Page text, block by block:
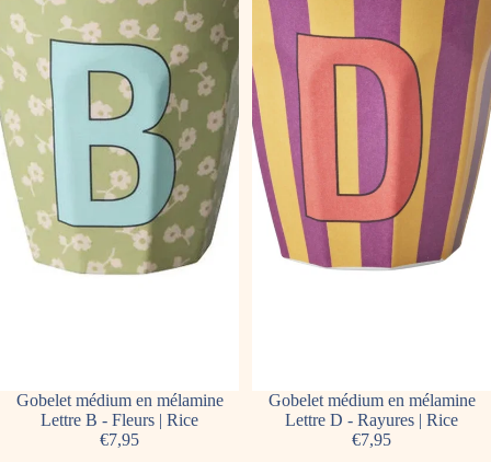
Gobelet médium en mélamine
Lettre B - Fleurs | Rice
€7,95
Gobelet médium en mélamine
Lettre D - Rayures | Rice
€7,95